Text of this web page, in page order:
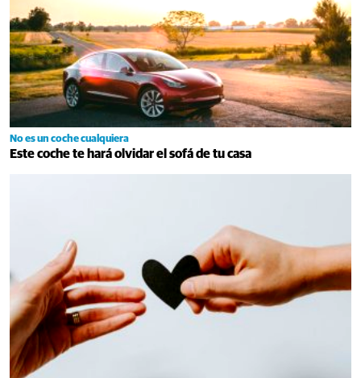
No es un coche cualquiera
Este coche te hará olvidar el sofá de tu casa